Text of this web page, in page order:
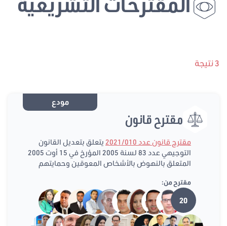
3 نتيجة
مودع
مقترح قانون
مقترح قانون عدد 2021/010
يتعلق بتعديل القانون
التوجيهي عدد 83 لسنة 2005 المؤرخ في 15 أوت 2005
المتعلق بالنهوض بالأشخاص المعوقين وحمايتهم
مقترح من:
20